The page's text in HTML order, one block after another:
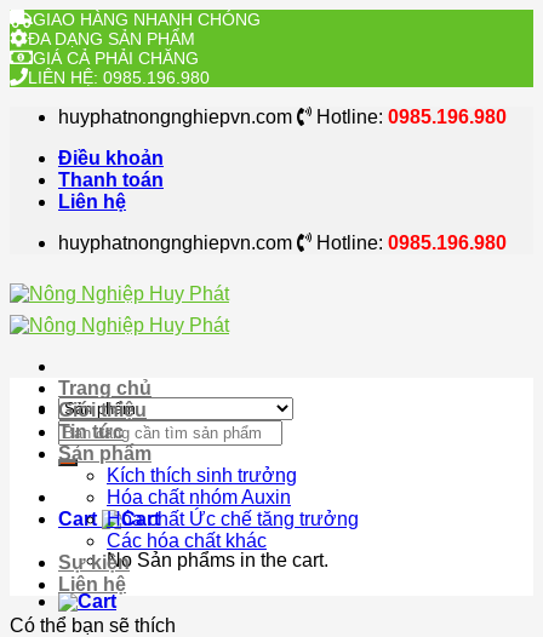
GIAO HÀNG NHANH CHÓNG
ĐA DẠNG SẢN PHẨM
GIÁ CẢ PHẢI CHĂNG
LIÊN HỆ: 0985.196.980
huyphatnongnghiepvn.com Hotline: 0985.196.980
Điều khoản
Thanh toán
Liên hệ
huyphatnongnghiepvn.com
Hotline: 0985.196.980
Search
for:
Cart
No Sản phẩms in the cart.
Trang chủ
Giới thiệu
Tin tức
Sản phẩm
Kích thích sinh trưởng
Hóa chất nhóm Auxin
Hóa chất Ức chế tăng trưởng
Các hóa chất khác
Sự kiện
Liên hệ
Có thể bạn sẽ thích